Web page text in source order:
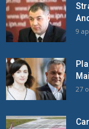
9
27